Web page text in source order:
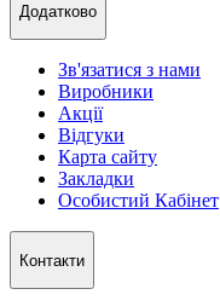
Додатково
Зв'язатися з нами
Виробники
Акції
Відгуки
Карта сайту
Закладки
Особистий Кабінет
Контакти